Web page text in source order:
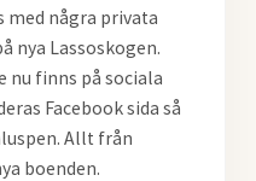
med några privata
nya Lassoskogen.
nu finns på sociala
Facebook sida så
Allt från
boenden.